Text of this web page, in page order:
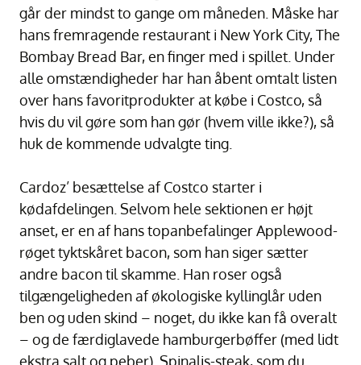
går der mindst to gange om måneden. Måske har
hans fremragende restaurant i New York City, The
Bombay Bread Bar, en finger med i spillet. Under
alle omstændigheder har han åbent omtalt listen
over hans favoritprodukter at købe i Costco, så
hvis du vil gøre som han gør (hvem ville ikke?), så
huk de kommende udvalgte ting.
Cardoz’ besættelse af Costco starter i
kødafdelingen. Selvom hele sektionen er højt
anset, er en af hans topanbefalinger Applewood-
røget tyktskåret bacon, som han siger sætter
andre bacon til skamme. Han roser også
tilgængeligheden af økologiske kyllinglår uden
ben og uden skind – noget, du ikke kan få overalt
– og de færdiglavede hamburgerbøffer (med lidt
ekstra salt og peber). Spinalis-steak, som du